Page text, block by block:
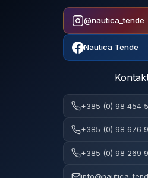
@nautica_tende
Nautica Tende
+385 (0) 98 454
+385 (0) 98 676
+385 (0) 98 269